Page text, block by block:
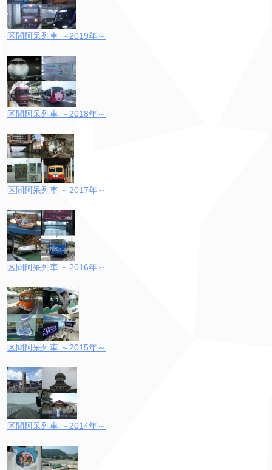
区間阿呆列車 ～2019年～
区間阿呆列車 ～2018年～
区間阿呆列車 ～2017年～
区間阿呆列車 ～2016年～
区間阿呆列車 ～2015年～
区間阿呆列車 ～2014年～